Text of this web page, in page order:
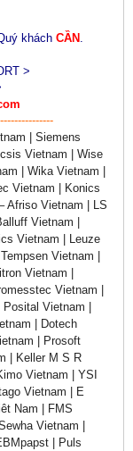
khách CẦN
>
| Siemens
Vietnam | Wise
| Wika Vietnam |
Vietnam | Konics
Afriso Vietnam | LS
Vietnam |
Vietnam | Leuze
Vietnam |
Vietnam |
Vietnam |
Vietnam |
| Dotech
| Prosoft
| Keller M S R
Vietnam | YSI
Vietnam | E
Nam | FMS
Vietnam |
| Puls